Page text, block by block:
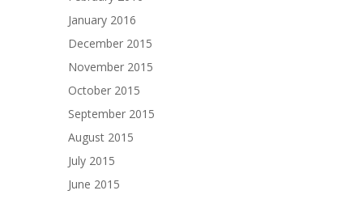
January 2016
December 2015
November 2015
October 2015
September 2015
August 2015
July 2015
June 2015